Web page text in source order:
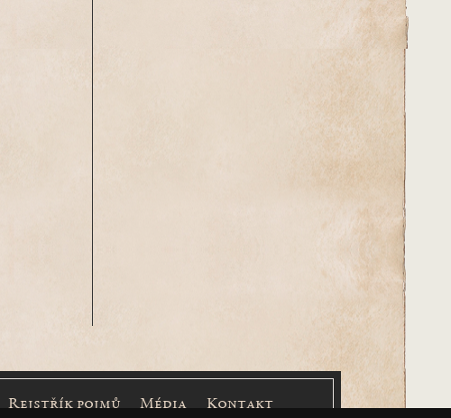
Rejstřík pojmů Média Kontakt